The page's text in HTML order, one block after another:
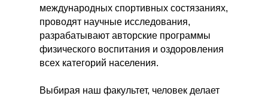
международных спортивных состязаниях,
проводят научные исследования,
разрабатывают авторские программы
физического воспитания и оздоровления
всех категорий населения.
Выбирая наш факультет, человек делает